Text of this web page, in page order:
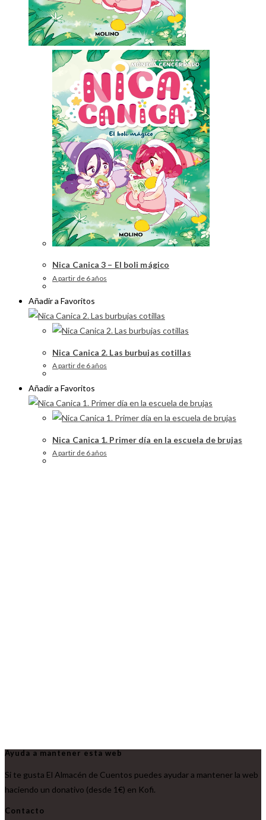
Nica Canica 3 – El boli mágico
A partir de 6 años
Añadir a Favoritos
Nica Canica 2. Las burbujas cotillas
A partir de 6 años
Añadir a Favoritos
Nica Canica 1. Primer día en la escuela de brujas
A partir de 6 años
Ayuda a mantener esta web
Si te gusta El Almacén de Cuentos puedes ayudar a mantener la web
haciendo un donativo (desde 1€) en Kofi.
Contacto